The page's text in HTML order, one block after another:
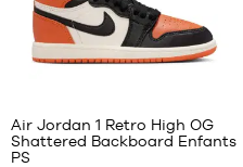
NOS
Air Jordan 1 Retro High OG
Shattered Backboard Enfants
PS